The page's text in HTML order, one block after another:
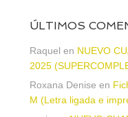
ÚLTIMOS
Raquel en NUEVO
2025
Roxana Denise en
M (Letra ligada e